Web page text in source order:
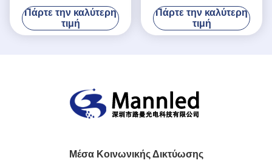
ευέλικτη οθόνη οθόνης
οθόνης LED
Πάρτε την καλύτερη
τιμή
χρώματος 4mm
Πάρτε την καλύτερη
τιμή
Μέσα Κοινωνικής Δικτύωσης